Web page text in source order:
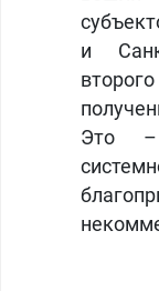
и
Это –